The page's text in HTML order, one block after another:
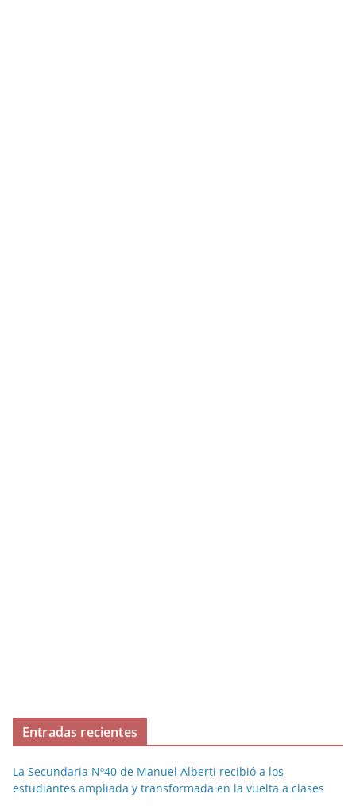
Entradas recientes
La Secundaria Nº40 de Manuel Alberti recibió a los
estudiantes ampliada y transformada en la vuelta a clases